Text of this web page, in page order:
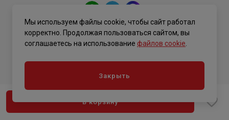
В корзину
Политика конфиденциальности
Мы используем файлы cookie, чтобы сайт работал
корректно. Продолжая пользоваться сайтом, вы
соглашаетесь на использование файлов cookie
Закрыть